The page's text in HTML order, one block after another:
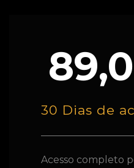
30 Dias de
Acesso completo